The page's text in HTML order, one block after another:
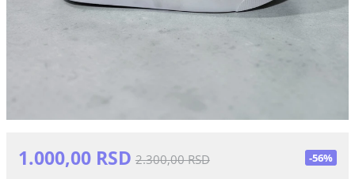
1.000,00 RSD 2.300,00 RSD -56%